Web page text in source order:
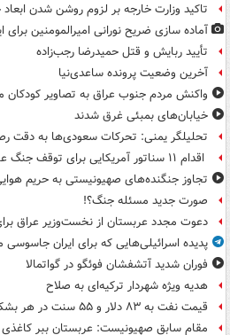
تاکید وزارت خارجه بر لزوم روشن شدن
آماده سازی ضریح نورانی امیرالمومنین برای
تأیید ربایش و قتل حمیدرضا رجب‌زاده
آخرین وضعیت پرونده ساعدی‌نیا
واکنش مردم جنوب عراق به تصاویر کودکان
خیابان‌های بمبئی غرق شدند
تحلیلگر یمنی: تحرکات سعودی‌ها به دقت
اقدام ۱۱ سناتور آمریکایی برای توقف جنگ علیه ایران
تجاوز جنگنده‌های صهیونیستی به حریم
صورت جدید مسئله جنگ؟!
دعوت مجدد عربستان از نخست‌وزیر عراق
پدیده اسرائیلی‌هایی که برای ایران جاسوسی
فوران شدید آتشفشان فوئگو در گواتمالا
هدیه ویژه شهردار ترکیه‌ای به صلاح
قیمت نفت به ۸۳ دلار و ۵۵ سنت در هر بشکه رسید
مقام سابق صهیونیست: عربستان ببر